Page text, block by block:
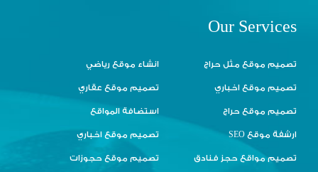
Our Services
تصميم موقع مثل حراج انشاء موقع رياضي
تصميم موقع اخباري تصميم موقع عقاري
تصميم موقع حراج استضافة المواقع
ارشفة موقع SEO تصميم موقع اخباري
تصميم مواقع حجز فنادق تصميم موقع حجوزات